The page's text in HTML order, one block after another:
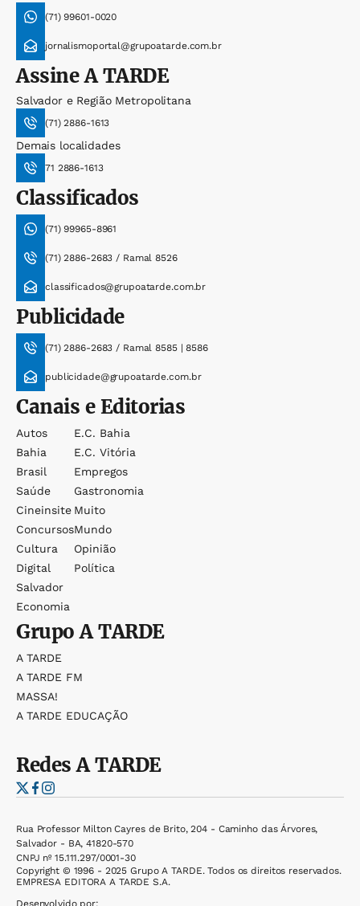
(71) 99601-0020
jornalismoportal@grupoatarde.com.br
AssineA TARDE
Salvador e Região Metropolitana
(71) 2886-1613
Demais localidades
71 2886-1613
Classificados
(71) 99965-8961
(71) 2886-2683 / Ramal 8526
classificados@grupoatarde.com.br
Publicidade
(71) 2886-2683 / Ramal 8585 | 8586
publicidade@grupoatarde.com.br
Canais e Editorias
Autos
Bahia
Brasil
Saúde
Cineinsite
Concursos
Cultura
Digital
Salvador
Economia
E.c. Bahia
E.c. Vitória
Empregos
Gastronomia
Muito
Mundo
Opinião
Política
GrupoA TARDE
A TARDE
A TARDE FM
MASSA!
A TARDE EDUCAÇÃO
RedesA TARDE
Rua Professor Milton Cayres de Brito, 204 - Caminho das Árvores,
Salvador - BA, 41820-570
CNPJ nº 15.111.297/0001-30
Copyright © 1996 - 2025 Grupo A TARDE. Todos os direitos reservados.
EMPRESA EDITORA A TARDE S.A.
Desenvolvido por: